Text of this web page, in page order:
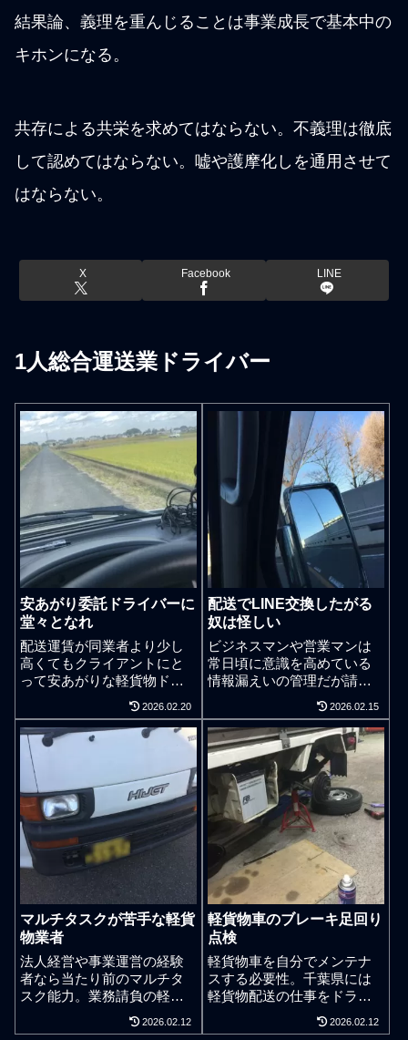
結果論、義理を重んじることは事業成長で基本中の
キホンになる。
共存による共栄を求めてはならない。不義理は徹底
して認めてはならない。嘘や護摩化しを通用させて
はならない。
X Facebook LINE
1人総合運送業ドライバー
安あがり委託ドライバーに
堂々となれ
配送運賃が同業者より少し
高くてもクライアントにと
って安あがりな軽貨物ドラ
イバーになればクライアン
トの事業収益に貢献して
winwinの関係はきちんと開
始できる。損して徳を得
る。日本では人材を人財と
呼ぶ経営者もいるが軽貨物
運送業のような零細企業や
個人事業での人材はあくま
で人材である。大会社の定
義のように会社資本が5億円
以上であったり負債が200億
円以上あったりなどと事業
スケールが大きい会社なら
ば人材は人財と呼べる感じ
でなければ事業は前に進ま
ないように思える。しかし
ながら軽貨物運送業のよう
な零細企業のように僅かな
ない経営や事業運営の場合
2026.02.20
配送でLINE交換したがる
奴は怪しい
ビジネスマンや営業マンは
常日頃に意識を高めている
情報漏えいの管理だが請負
ドライバーによる個人情報
保護や会社機密情報保持の
意識は無いに等しい。軽貨
物ドライバーの多くは社員
ではなく、配送会社と専属
などで業務請負している独
立関係の個人事業主ドライ
バー。千葉でも、軽貨物車
にデカデカと大きなステッ
カーを貼っていてみ、実際
にはその会社の社員ではな
いケースが大半です。大手
宅配業者の制服を軽ドライ
バーが着ていても、その会
社の人ではなく、下請けの
人だったり身分は誤魔化さ
れてます。業務委託の軽貨
物ドライバーの仕事は、孫
けや利用運送の配送会社な
2026.02.15
マルチタスクが苦手な軽貨
物業者
法人経営や事業運営の経験
者なら当たり前のマルチタ
スク能力。業務請負の軽貨
物ドライバーで同時に複数
の連絡や指図や命令に対処
2026.02.12
軽貨物車のブレーキ足回り
点検
軽貨物車を自分でメンテナ
スする必要性。千葉県には
軽貨物配送の仕事をドライ
バーに請負で斡旋してマー
ジンをとる会社があります
2026.02.12